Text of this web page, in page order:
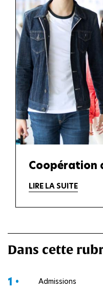
Coopération
LIRE LA SUITE
Dans cette
1 • Admissions